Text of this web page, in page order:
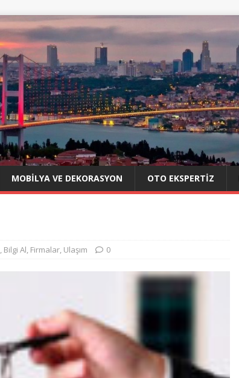
MOBILYA VE DEKORASYON OTO EKSPERTIZ
, Bilgi Al, Firmalar, Ulaşım 0